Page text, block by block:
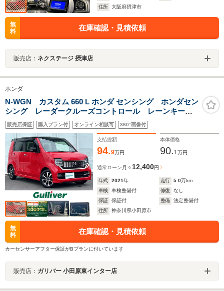
住所
大阪府摂津市
無
料
在庫確認・見積依頼
販売店： ネクステージ 摂津店
ホンダ
N-WGN カスタム 660 L ホンダ センシング ホンダセン
シング レーダークルーズコントロール レーンキープ
アシスト 純正前後ドラレコ シートヒーター USBポ
ート バックカメラ オートリトラミラー LEDヘッド
ライト コーナーセンサー
販売店保証 購入プラン付 オンライン相談可 360°画像付
支払総額
94.9万円
本体価格
90. 1万円
通常ローン 月々 12,400円
年式 2021年 走行 5.0万km
車検
車検整備付 修復
なし
保証
保証付 整備
法定整備付
住所
神奈川県小田原市
無
料
在庫確認・見積依頼
カーセンサーアフター保証がBプランに付いています
販売店： ガリバー 小田原東インター店